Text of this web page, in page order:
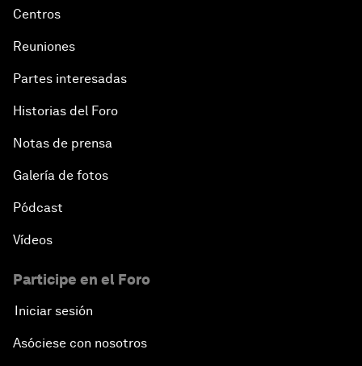
Centros
Reuniones
Partes interesadas
Historias del Foro
Notas de prensa
Galería de fotos
Pódcast
Vídeos
Participe en el Foro
Iniciar sesión
Asóciese con nosotros